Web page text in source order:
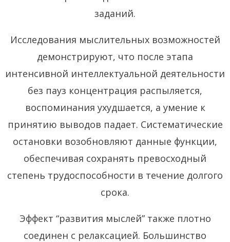
заданий.
Исследования мыслительных возможностей
демонстрируют, что после этапа
интенсивной интеллектуальной деятельности
без пауз концентрация распыляется,
воспоминания ухудшается, а умение к
принятию выводов падает. Систематические
остановки возобновляют данные функции,
обеспечивая сохранять превосходный
степень трудоспособности в течение долгого
срока.
Эффект “развития мыслей” также плотно
соединен с релаксацией. Большинство